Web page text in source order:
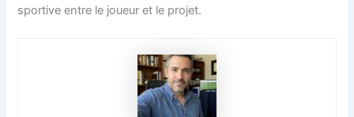
sportive entre le joueur et le projet.